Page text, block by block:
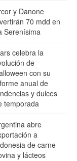
y Danone
70 mdd en
Serenísima
celebra la
de
con su
anual de
y dulces
temporada
abre
a
de carne
y lácteos